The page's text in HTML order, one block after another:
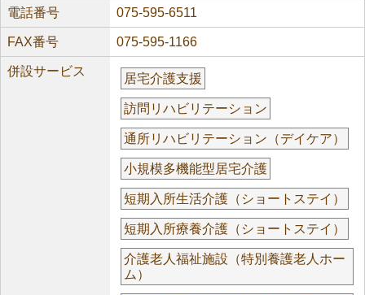
電話番号 075-595-6511
FAX番号 075-595-1166
併設サービス
居宅介護支援
訪問リハビリテーション
通所リハビリテーション（デイケア）
小規模多機能型居宅介護
短期入所生活介護（ショートステイ）
短期入所療養介護（ショートステイ）
介護老人福祉施設（特別養護老人ホー
ム）